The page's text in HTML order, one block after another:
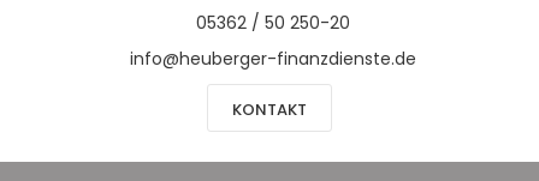
05362 / 50 250-20
info@heuberger-finanzdienste.de
KONTAKT